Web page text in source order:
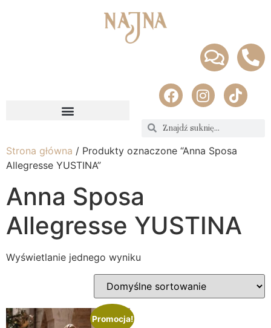
Strona główna / Produkty oznaczone “Anna Sposa
Allegresse YUSTINA”
Anna Sposa
Allegresse YUSTINA
Wyświetlanie jednego wyniku
Promocja!